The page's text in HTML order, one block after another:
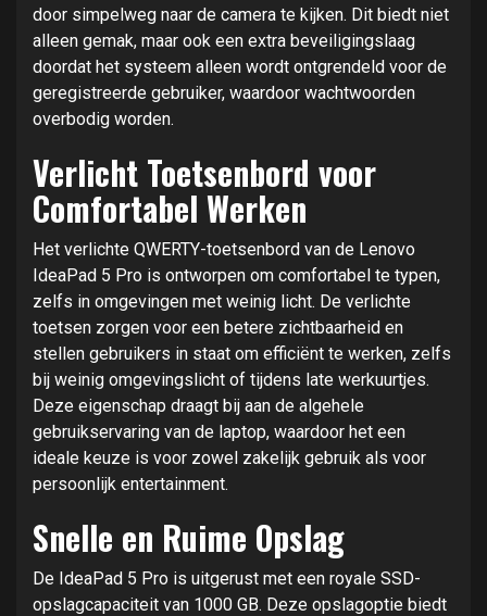
door simpelweg naar de camera te kijken. Dit biedt niet
alleen gemak, maar ook een extra beveiligingslaag
doordat het systeem alleen wordt ontgrendeld voor de
geregistreerde gebruiker, waardoor wachtwoorden
overbodig worden.
Verlicht Toetsenbord voor
Comfortabel Werken
Het verlichte QWERTY-toetsenbord van de Lenovo
IdeaPad 5 Pro is ontworpen om comfortabel te typen,
zelfs in omgevingen met weinig licht. De verlichte
toetsen zorgen voor een betere zichtbaarheid en
stellen gebruikers in staat om efficiënt te werken, zelfs
bij weinig omgevingslicht of tijdens late werkuurtjes.
Deze eigenschap draagt bij aan de algehele
gebruikservaring van de laptop, waardoor het een
ideale keuze is voor zowel zakelijk gebruik als voor
persoonlijk entertainment.
Snelle en Ruime Opslag
De IdeaPad 5 Pro is uitgerust met een royale SSD-
opslagcapaciteit van 1000 GB. Deze opslagoptie biedt